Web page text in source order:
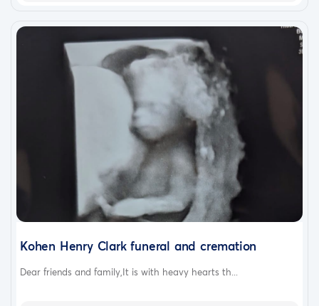
Kohen Henry Clark funeral and cremation
Dear friends and family,It is with heavy hearts th...